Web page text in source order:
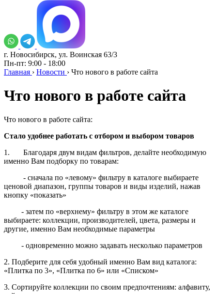
г. Новосибирск, ул. Воинская 63/3
Пн-пт: 9:00 - 18:00
Главная › Новости › Что нового в работе сайта
Что нового в работе сайта
Что нового в работе сайта:
Стало удобнее работать с отбором и выбором товаров
1. Благодаря двум видам фильтров, делайте необходимую
именно Вам подборку по товарам:
- сначала по «левому» фильтру в каталоге выбираете
ценовой диапазон, группы товаров и виды изделий, нажав
кнопку «показать»
- затем по «верхнему» фильтру в этом же каталоге
выбираете: коллекции, производителей, цвета, размеры и
другие, именно Вам необходимые параметры
- одновременно можно задавать несколько параметров
2. Подберите для себя удобный именно Вам вид каталога:
«Плитка по 3», «Плитка по 6» или «Списком»
3. Сортируйте коллекции по своим предпочтениям: алфавиту,